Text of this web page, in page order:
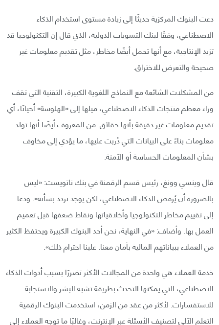
دعت البنوك المركزية حديثًا إلى زيادة مستوى استخدام الذكاء
الاصطناعي، وفقًا لبنك التسويات الدولية، الذي قال إن التكنولوجيا قد
تزيد الإنتاجية، مع أنها تحمل أيضًا مخاطر، مثل تقديم معلومات غير
صحيحة والتعرض للاختراق.
من المشكلات الشائعة مع النماذج اللغوية الكبيرة، التقنية التي تقف
وراء معظم منتجات الذكاء الاصطناعي، ميلها إلى «الهلوسة» أحيانًا، أي
تقديم معلومات غير دقيقة بأنها حقائق. من المعروف أيضًا أنها تولد
معلومات بناءً على البيانات التي دُربت عليها، ما يؤدي إلى مخاوف
بشأن المعلومات الحساسة أو الآمنة.
قال وينسي وونغ، رئيس قسم الرقمنة في بنك ناتويست: «ليس
بالضرورة أن يُرفض الذكاء الاصطناعي، لكن يوجد تردد بشأنه». ودعا
إلى تقييم مخاطر التكنولوجيا وأخلاقياتها ونقاط ضعفها قبل تعميم
العمل بها. وأضاف: «في النهاية، نحن أحد البنوك الكبيرة ويحتفظ الكثير
من العملاء ببياناتهم المالية بأمان معنا. علينا احترام ذلك».
خدمة العملاء هي واحدة من المجالات الأكثر تضررًا بسبب أدوات الذكاء
الاصطناعي، التي يمكنها التحدث بطريقة تشبه البشر والاستجابة
للاستفسارات. لأكثر من عقد من الزمن، استخدمت البنوك الرقمية
التعلم الآلي لتصنيف الأسئلة عبر الإنترنت، وغالبًا ما توجه العملاء إلى